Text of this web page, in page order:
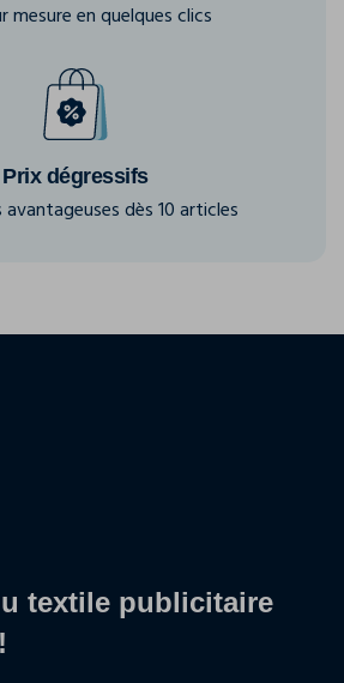
mesure en quelques clics
Prix dégressifs
dès 10 articles
textile publicitaire